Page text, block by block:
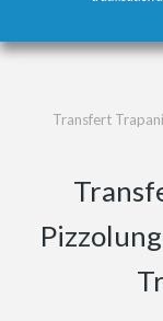
Transfert